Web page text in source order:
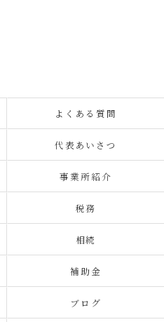
よくある質問
代表あいさつ
事業所紹介
税務
相続
補助金
ブログ